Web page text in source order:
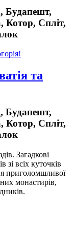
Будапешт,
Котор, Спліт,
та
Будапешт,
Котор, Спліт,
Загадкові
зі всіх куточків
приголомшливої
монастирів,